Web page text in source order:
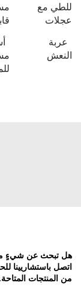
للطي مع
عجلات
عربة
النعش
هل تبحث عن شيءٍ ما
اتصل باستشاريينا
من المنتجات